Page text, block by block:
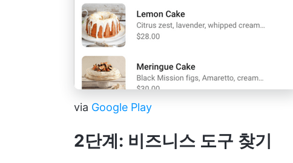
via Google Play
2단계: 비즈니스 도구 찾기